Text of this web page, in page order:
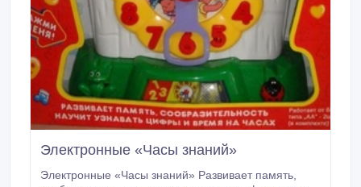
Электронные «Часы знаний»
Электронные «Часы знаний» Развивает память,